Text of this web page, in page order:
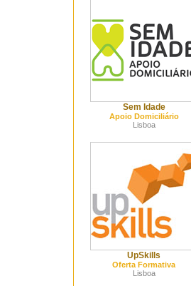
Sem Idade
Apoio Domiciliário
Lisboa
UpSkills
Oferta Formativa
Lisboa